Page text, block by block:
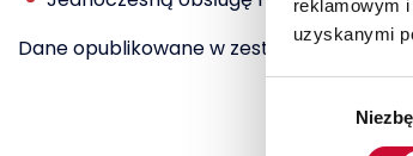
reklamowym
uzyskanymi
Dane opublikowane w zestawieniu